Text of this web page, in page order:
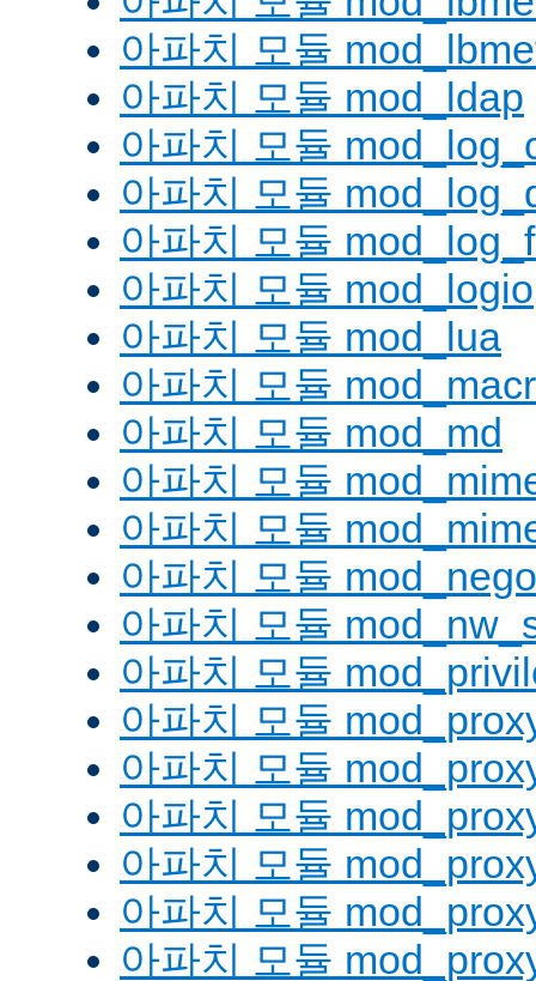
아파치 모듈
아파치 모듈 mod_ldap
아파치 모듈
아파치 모듈
아파치 모듈
아파치 모듈 mod_logio
아파치 모듈 mod_lua
아파치 모듈
아파치 모듈 mod_md
아파치 모듈
아파치 모듈
아파치 모듈
아파치 모듈
아파치 모듈
아파치 모듈
아파치 모듈
아파치 모듈
아파치 모듈
아파치 모듈
아파치 모듈